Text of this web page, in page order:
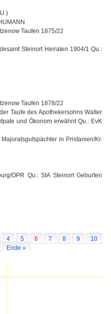
)
Taufen 1875/22
Steinort Heiraten 1904/1 Qu.:
Taufen 1878/22
Taufe des Apothekersohns Walter
und Ökonom erwähnt Qu.: EvK
in Pristanien/Kr.
OPR Qu.: StA Steinort Geburten
4 5 6 7 8 9
10
Ende »